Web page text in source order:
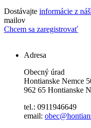
Dostávajte informácie z
mailov
Chcem sa zaregistrovať
Adresa
Obecný úrad
Hontianske Nemce
962 65 Hontianske
tel.: 0911946649
email: